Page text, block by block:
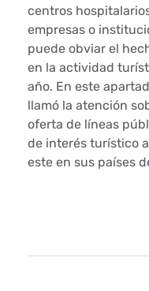
v
a
s
m
u
c
centros
empresas o
puede obviar el
en la actividad
año. En este
llamó la atención
oferta de líneas
de interés turístico
este en sus países